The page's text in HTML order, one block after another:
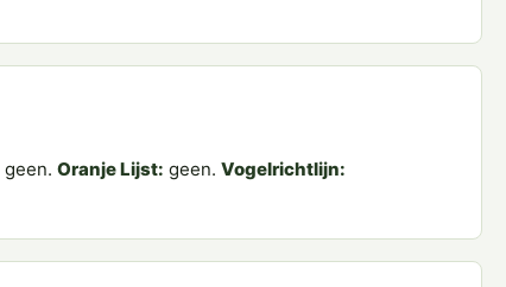
geen. Oranje Lijst: geen. Vogelrichtlijn: